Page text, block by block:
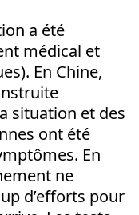
a été
médical et
En Chine,
situation et des
ont été
En
ne
d’efforts pour